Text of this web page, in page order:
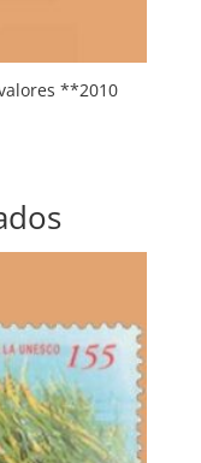
**2010